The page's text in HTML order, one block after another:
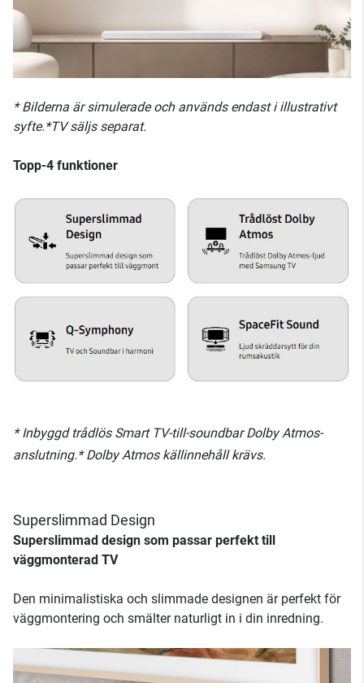
* Bilderna är simulerade och används endast i illustrativt
syfte.*TV säljs separat.
Topp-4 funktioner
* Inbyggd trådlös Smart TV-till-soundbar Dolby Atmos-
anslutning.* Dolby Atmos källinnehåll krävs.
Superslimmad Design
Superslimmad design som passar perfekt till
väggmonterad TV
Den minimalistiska och slimmade designen är perfekt för
väggmontering och smälter naturligt in i din inredning.